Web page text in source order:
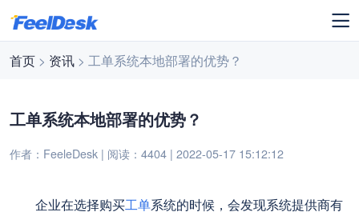
首页 > 资讯 > 工单系统本地部署的优势？
工单系统本地部署的优势？
作者：FeeleDesk | 阅读：4404 | 2022-05-17 15:12:12
企业在选择购买工单系统的时候，会发现系统提供商有